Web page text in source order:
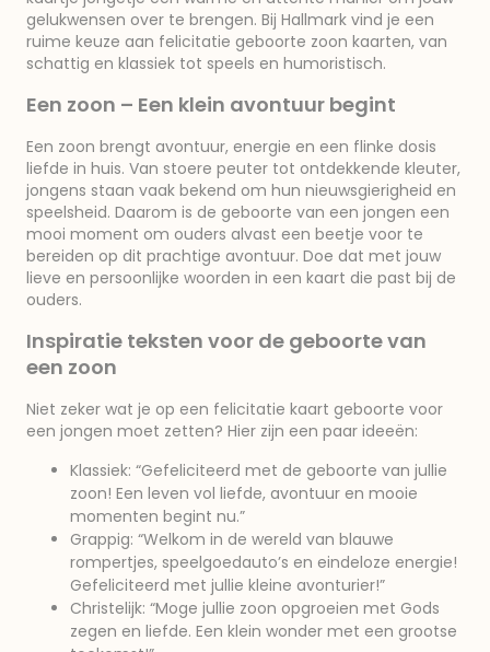
gelukwensen over te brengen. Bij Hallmark vind je een
ruime keuze aan felicitatie geboorte zoon kaarten, van
schattig en klassiek tot speels en humoristisch.
Een zoon – Een klein avontuur begint
Een zoon brengt avontuur, energie en een flinke dosis
liefde in huis. Van stoere peuter tot ontdekkende kleuter,
jongens staan vaak bekend om hun nieuwsgierigheid en
speelsheid. Daarom is de geboorte van een jongen een
mooi moment om ouders alvast een beetje voor te
bereiden op dit prachtige avontuur. Doe dat met jouw
lieve en persoonlijke woorden in een kaart die past bij de
ouders.
Inspiratie teksten voor de geboorte van
een zoon
Niet zeker wat je op een felicitatie kaart geboorte voor
een jongen moet zetten? Hier zijn een paar ideeën:
Klassiek: “Gefeliciteerd met de geboorte van jullie
zoon! Een leven vol liefde, avontuur en mooie
momenten begint nu.”
Grappig: “Welkom in de wereld van blauwe
rompertjes, speelgoedauto’s en eindeloze energie!
Gefeliciteerd met jullie kleine avonturier!”
Christelijk: “Moge jullie zoon opgroeien met Gods
zegen en liefde. Een klein wonder met een grootse